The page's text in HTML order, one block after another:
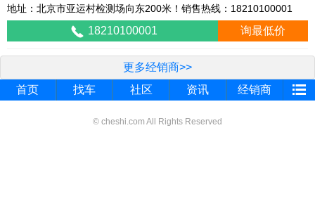
地址：北京市亚运村检测场向东200米！销售热线：18210100001
18210100001 询最低价
更多经销商>>
首页
找车 社区 资讯 经销商
© cheshi.com All Rights Reserved